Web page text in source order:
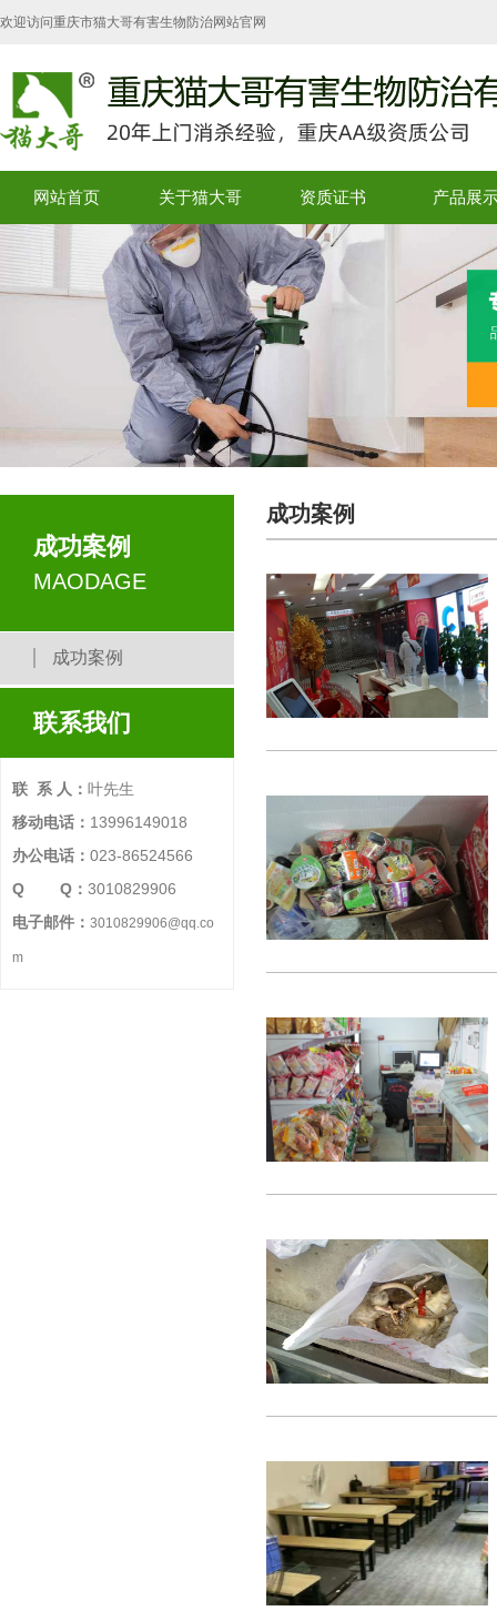
欢迎访问重庆市猫大哥有害生物防治网站官网
网站首页 关于猫大哥 资质证书 产品展
成功案例
MAODAGE
成功案例
联系我们
联 系 人： 叶先生
移动电话： 13996149018
办公电话： 023-86524566
Q Q： 3010829906
电子邮件： 3010829906@qq.co
m
成功案例